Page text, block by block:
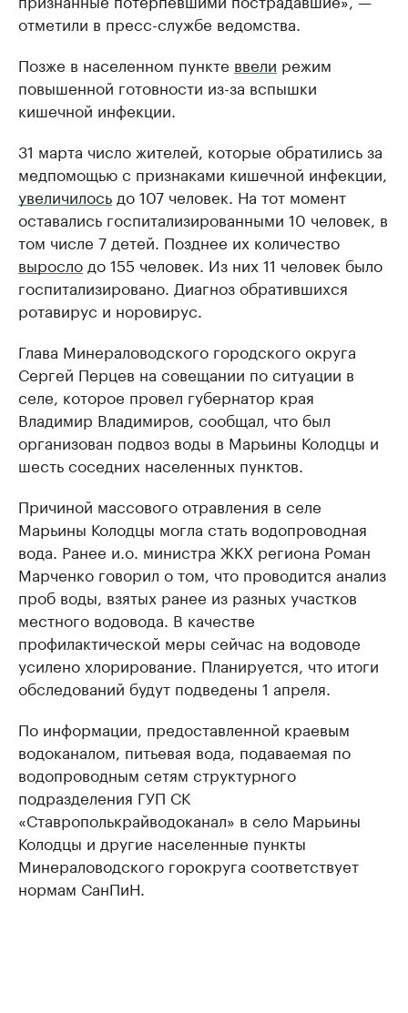
отметили в пресс-службе ведомства.
Позже в населенном пункте ввели режим
повышенной готовности из-за вспышки
кишечной инфекции.
31 марта число жителей, которые обратились за
медпомощью с признаками кишечной инфекции,
увеличилось до 107 человек. На тот момент
оставались госпитализированными 10 человек, в
том числе 7 детей. Позднее их количество
выросло до 155 человек. Из них 11 человек было
госпитализировано. Диагноз обратившихся
ротавирус и норовирус.
Глава Минераловодского городского округа
Сергей Перцев на совещании по ситуации в
селе, которое провел губернатор края
Владимир Владимиров, сообщал, что был
организован подвоз воды в Марьины Колодцы и
шесть соседних населенных пунктов.
Причиной массового отравления в селе
Марьины Колодцы могла стать водопроводная
вода. Ранее и.о. министра ЖКХ региона Роман
Марченко говорил о том, что проводится анализ
проб воды, взятых ранее из разных участков
местного водовода. В качестве
профилактической меры сейчас на водоводе
усилено хлорирование. Планируется, что итоги
обследований будут подведены 1 апреля.
По информации, предоставленной краевым
водоканалом, питьевая вода, подаваемая по
водопроводным сетям структурного
подразделения ГУП СК
«Ставрополькрайводоканал» в село Марьины
Колодцы и другие населенные пункты
Минераловодского горокруга соответствует
нормам СанПиН.